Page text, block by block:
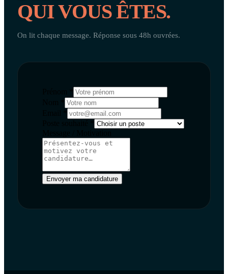
QUI VOUS ÊTES.
On lit chaque message. Réponse sous 48h ouvrées.
Envoyer ma candidature